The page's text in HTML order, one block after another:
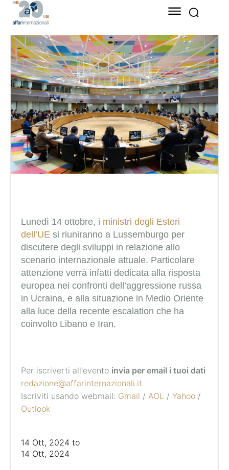
Lunedì 14 ottobre, i ministri degli Esteri
dell’UE si riuniranno a Lussemburgo per
discutere degli sviluppi in relazione allo
scenario internazionale attuale. Particolare
attenzione verrà infatti dedicata alla risposta
europea nei confronti dell’aggressione russa
in Ucraina, e alla situazione in Medio Oriente
alla luce della recente escalation che ha
coinvolto Libano e Iran.
Per iscriverti all'evento invia per email i tuoi dati
redazione@affarinternazionali.it
Iscriviti usando webmail: Gmail / AOL / Yahoo /
Outlook
14 Ott, 2024 to
14 Ott, 2024